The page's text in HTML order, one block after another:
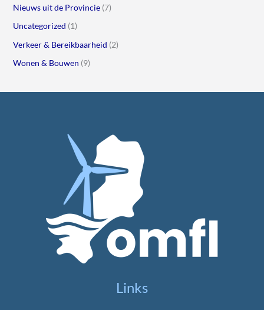
Nieuws uit de Provincie(7)
Uncategorized (1)
Verkeer & Bereikbaarheid (2)
Wonen & Bouwen (9)
Links